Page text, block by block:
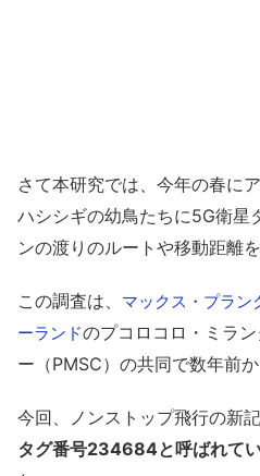
さて本研究では、今年の春に
ハシシギの幼鳥たちに5G衛星
ンの渡りのルートや移動距離
この調査は、 マックス・プラン
ーランドのプコロコロ・ミラ
ー（PMSC）の共同で数年前か
今回、ノンストップ飛行の新
タグ番号234684と呼ばれて